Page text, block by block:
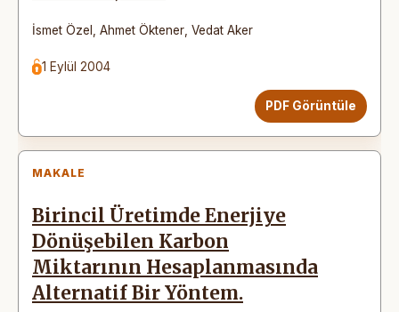
İsmet Özel Ahmet Öktener Vedat Aker
1 Eylül 2004
PDF Görüntüle
MAKALE
Birincil Üretimde Enerjiye
Dönüşebilen Karbon
Miktarının Hesaplanmasında
Alternatif Bir Yöntem.